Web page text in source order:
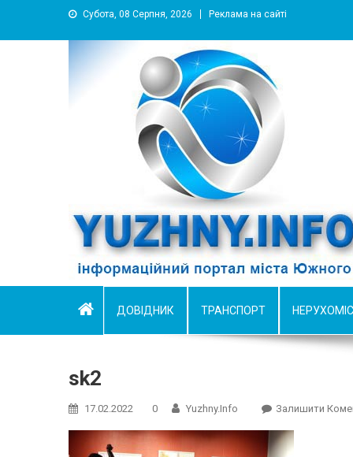
Субота, 08 Серпня, 2026 Реклама на сайті
YUZHNY.INFO
информационный портал города Южный
ДОВІДНИК ТРАНСПОРТ
sk2
17.02.2022 0 Yuzhny.info Залишити